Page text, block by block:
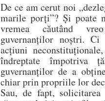
De ce am cerut noi
marile porți”? Și poate
vremea căutând
guvernanților noștri.
acțiuni
îndreptate împotriva
guvernanților de a
chiar prin propriile lor
Sau, de fapt,